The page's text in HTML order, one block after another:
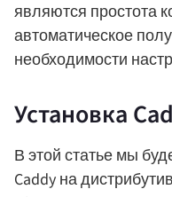
являются простота
автоматическое
необходимости
Установка
В этой статье мы
Caddy на